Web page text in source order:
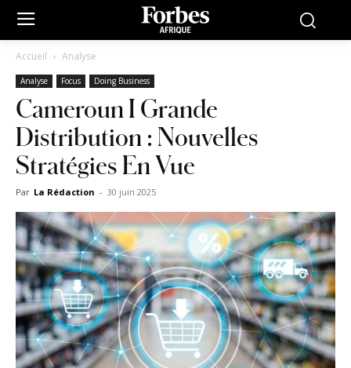
Accueil Analyse
Analyse Focus Doing Business
Cameroun I Grande
Distribution : Nouvelles
Stratégies En Vue
Par La Rédaction - 30 juin 2025